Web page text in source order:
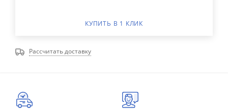
КУПИТЬ В 1 КЛИК
Рассчитать доставку